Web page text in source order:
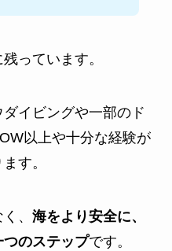
っています。
イビングや一部のド
以上や十分な経験が
す。
、 海をより安全に、
のステップです。